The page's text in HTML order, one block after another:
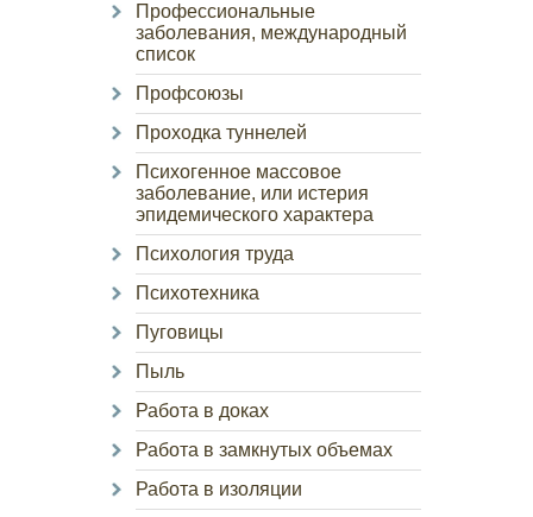
Профессиональные
заболевания, международный
список
Профсоюзы
Проходка туннелей
Психогенное массовое
заболевание, или истерия
эпидемического характера
Психология труда
Психотехника
Пуговицы
Пыль
Работа в доках
Работа в замкнутых объемах
Работа в изоляции